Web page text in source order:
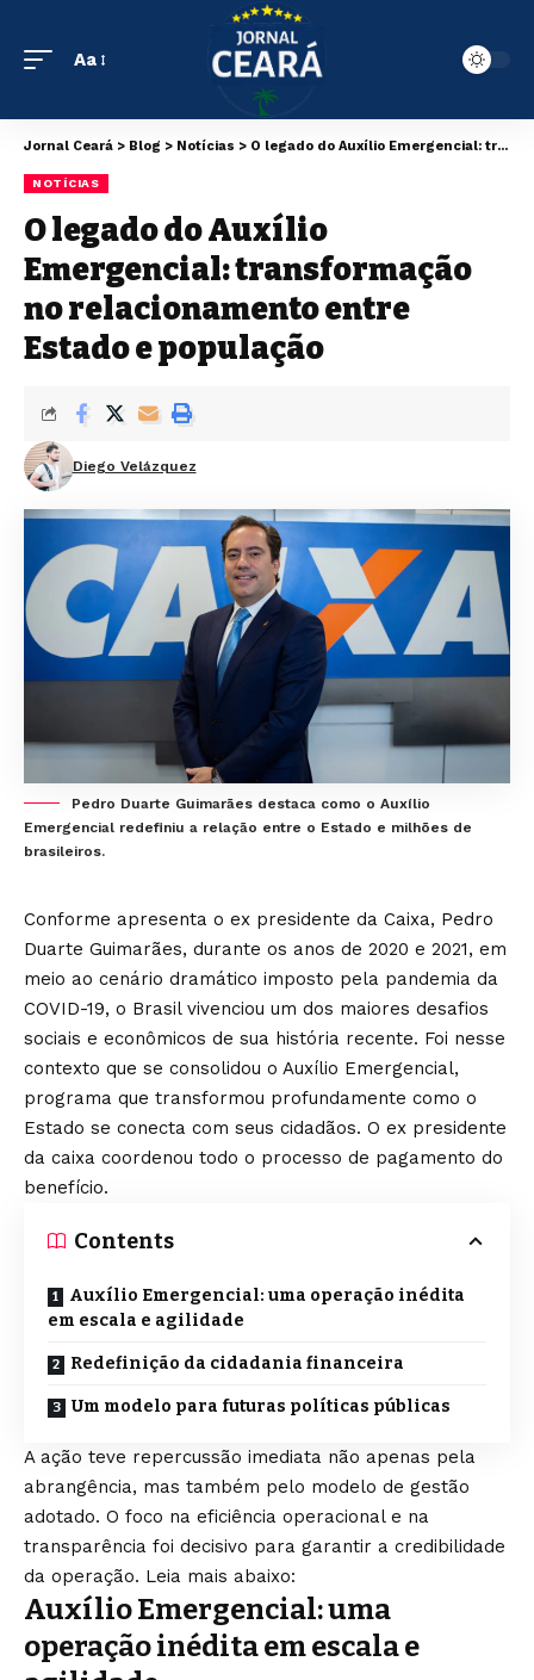
Aa
Jornal Ceará > Blog > Notícias > O legado do Auxílio Emergencial: transformação no relacionamento entre Estado e população
NOTÍCIAS
O legado do Auxílio
Emergencial: transformação
no relacionamento entre
Estado e população
Diego Velázquez
Pedro Duarte Guimarães destaca como o Auxílio
Emergencial redefiniu a relação entre o Estado e milhões de
brasileiros.
Conforme apresenta o ex presidente da Caixa, Pedro
Duarte Guimarães, durante os anos de 2020 e 2021, em
meio ao cenário dramático imposto pela pandemia da
COVID-19, o Brasil vivenciou um dos maiores desafios
sociais e econômicos de sua história recente. Foi nesse
contexto que se consolidou o Auxílio Emergencial,
programa que transformou profundamente como o
Estado se conecta com seus cidadãos. O ex presidente
da caixa coordenou todo o processo de pagamento do
benefício.
Contents
Auxílio Emergencial: uma operação inédita
em escala e agilidade
Redefinição da cidadania financeira
Um modelo para futuras políticas públicas
A ação teve repercussão imediata não apenas pela
abrangência, mas também pelo modelo de gestão
adotado. O foco na eficiência operacional e na
transparência foi decisivo para garantir a credibilidade
da operação. Leia mais abaixo:
Auxílio Emergencial: uma
operação inédita em escala e